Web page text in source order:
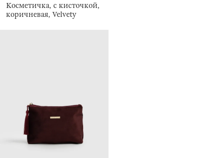
Косметичка, с кисточкой,
коричневая, Velvety